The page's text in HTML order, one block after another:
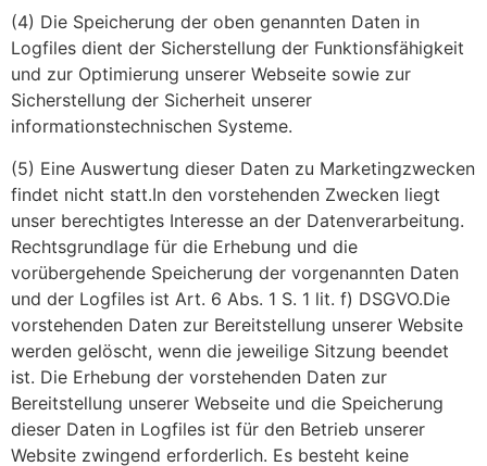
(4) Die Speicherung der oben genannten Daten in
Logfiles dient der Sicherstellung der Funktionsfähigkeit
und zur Optimierung unserer Webseite sowie zur
Sicherstellung der Sicherheit unserer
informationstechnischen Systeme.
(5) Eine Auswertung dieser Daten zu Marketingzwecken
findet nicht statt.In den vorstehenden Zwecken liegt
unser berechtigtes Interesse an der Datenverarbeitung.
Rechtsgrundlage für die Erhebung und die
vorübergehende Speicherung der vorgenannten Daten
und der Logfiles ist Art. 6 Abs. 1 S. 1 lit. f) DSGVO.Die
vorstehenden Daten zur Bereitstellung unserer Website
werden gelöscht, wenn die jeweilige Sitzung beendet
ist. Die Erhebung der vorstehenden Daten zur
Bereitstellung unserer Webseite und die Speicherung
dieser Daten in Logfiles ist für den Betrieb unserer
Website zwingend erforderlich. Es besteht keine